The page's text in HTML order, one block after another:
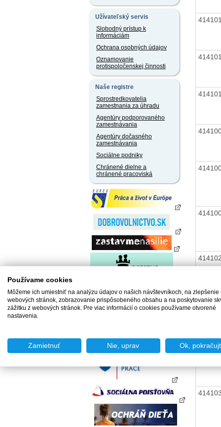
Užívateľský servis
Slobodný prístup k
informáciám
Ochrana osobných údajov
Oznamovanie
protispoločenskej činnosti
Naše registre
Sprostredkovatelia
zamestnania za úhradu
Agentúry podporovaného
zamestnávania
Agentúry dočasného
zamestnávania
Sociálne podniky
Chránené dielne a
chránené pracoviská
Používame cookies
Môžeme ich umiestniť na analýzu údajov o našich návštevníkoch, na zlepšenie
webových stránok, zobrazovanie prispôsobeného obsahu a na poskytovanie
zážitku z webových stránok. Pre viac informácií o cookies používame otvorené
nastavenia.
Zamietnuť Nie, uprav Ok,